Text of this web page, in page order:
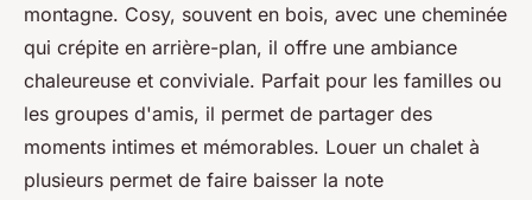
montagne. Cosy, souvent en bois, avec une cheminée
qui crépite en arrière-plan, il offre une ambiance
chaleureuse et conviviale. Parfait pour les familles ou
les groupes d'amis, il permet de partager des
moments intimes et mémorables. Louer un chalet à
plusieurs permet de faire baisser la note